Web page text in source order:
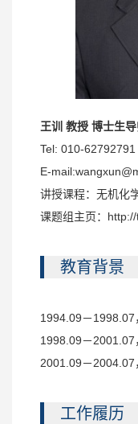
王训 教授 博士生
Tel: 010-62792791
E-mail:
讲授课程：无机化
课题组主页：
教育背景
1994.09－
1998.09－
2001.09－2004.07
工作履历